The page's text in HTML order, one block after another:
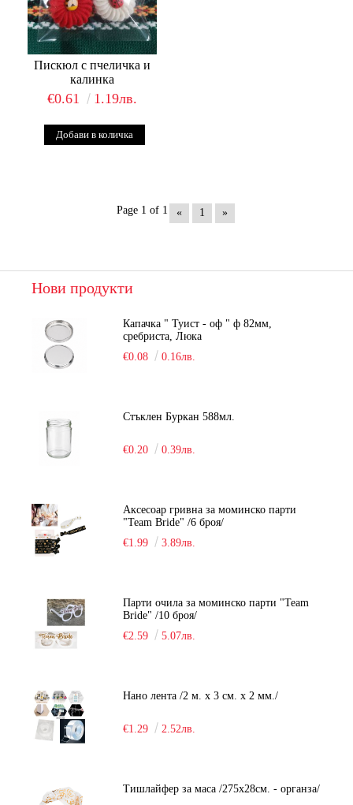
Пискюл с пчеличка и
калинка
€0.61 1.19лв.
Page 1 of 1 « 1 »
Нови продукти
Капачка " Туист - оф " ф 82мм,
сребриста, Люка
€0.08
0.16лв.
Стъклен Буркан 588мл.
€0.20 0.39лв.
Аксесоар гривна за моминско парти
"Team Bride" /6 броя/
€1.99
3.89лв.
Парти очила за моминско парти "Team
Bride" /10 броя/
€2.59
5.07лв.
Нано лента /2 м. х 3 см. х 2 мм./
€1.29 2.52лв.
Тишлайфер за маса /275х28см. - органза/